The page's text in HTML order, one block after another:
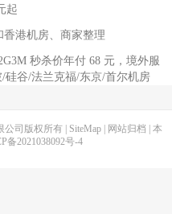
起
香港机房、商家整理
秒杀价年付 68 元，境外服
硅谷/法兰克福/东京/首尔机房
公司版权所有 | SiteMap| 网站归档 | 本
备2021038092号-4